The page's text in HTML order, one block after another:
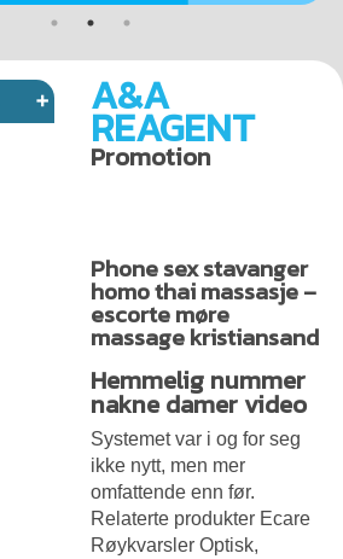
A&A
REAGENT
Promotion
Phone sex stavanger
homo thai massasje –
escorte møre
massage kristiansand
Hemmelig nummer
nakne damer video
Systemet var i og for seg
ikke nytt, men mer
omfattende enn før.
Relaterte produkter Ecare
Røykvarsler Optisk,